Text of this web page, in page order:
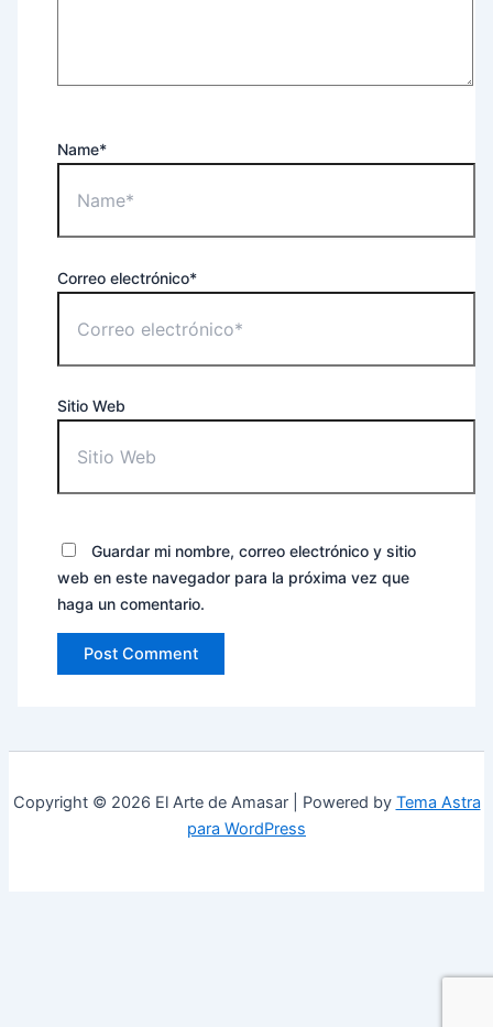
Name*
Correo electrónico*
Sitio Web
Guardar mi nombre, correo electrónico y sitio
web en este navegador para la próxima vez que
haga un comentario.
Copyright © 2026 El Arte de Amasar | Powered by Tema Astra
para WordPress